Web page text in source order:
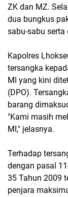
ZK dan MZ.
dua bungkus
sabu-sabu serta
Kapolres
tersangka
MI yang kini
(DPO).
barang
"Kami masih
MI," jelasnya.
Terhadap
dengan pasal
35 Tahun 2009
penjara